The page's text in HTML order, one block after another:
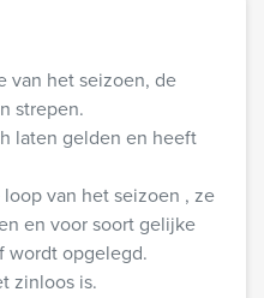
van het seizoen, de
strepen.
laten gelden en heeft
van het seizoen , ze
en voor soort gelijke
wordt opgelegd.
zinloos is.